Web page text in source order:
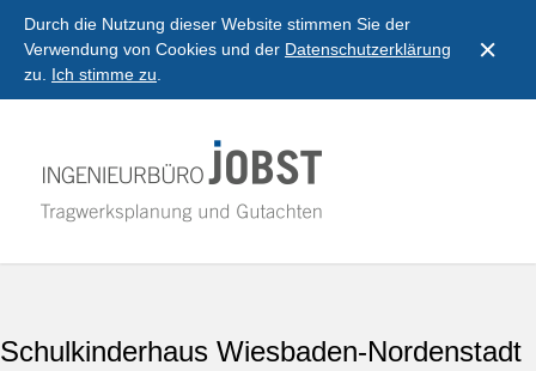
Durch die Nutzung dieser Website stimmen Sie der
Verwendung von Cookies und der Datenschutzerklärung
zu. Ich stimme zu
Schulkinderhaus Wiesbaden-Nordenstadt